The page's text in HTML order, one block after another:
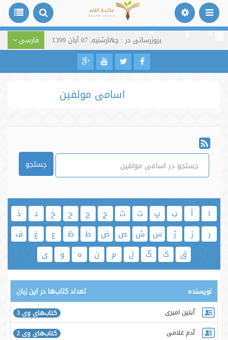
بروزرسانی در : چهارشنبه, 07 آبان 1399 فارسی
اسامی مولفین
جستجو
ا آ ب پ ت ث ج چ ح خ د
ذ
ر
ز ژ س ش ص ض ط ظ ع غ
ف
ق
ک گ ل م ن ه و ی
نویسنده تعداد کتاب‌ها در این زبان
آبتین امیری
کتاب‌های وی 3
آدم غلامی
کتاب‌های وی 2